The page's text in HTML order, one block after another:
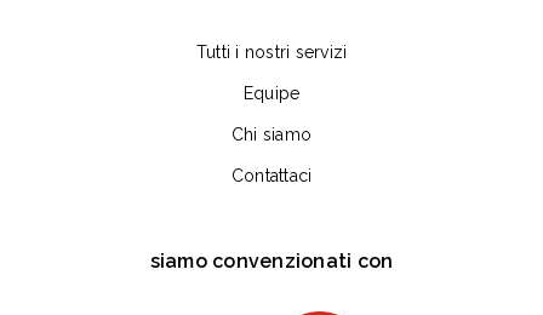
Tutti i nostri servizi
Equipe
Chi siamo
Contattaci
siamo convenzionati con